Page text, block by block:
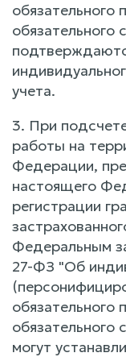
обязательного
обязательного
учета.
3. При
работы на
Федерации,
настоящего
регистрации
Федеральным
27-ФЗ "Об
обязательного
обязательного
могут